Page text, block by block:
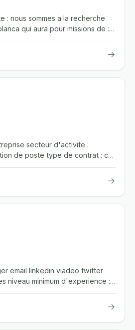
: nous sommes a la recherche
qui aura pour missions de :
→
secteur d'activite :
de poste type de contrat : cdi
→
email linkedin viadeo twitter
niveau minimum d'experience :
→